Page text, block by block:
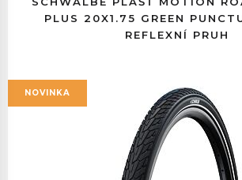
PLUS 20X1.75 GREEN
REFLEXNÍ PRUH
NOVINKA